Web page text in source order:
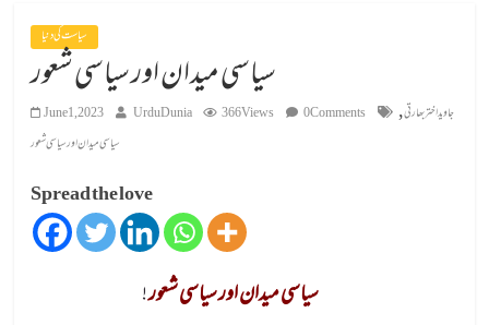
سیاست کی دنیا
سیاسی میدان اور سیاسی شعور
June 1, 2023 UrduDunia 366 Views 0 Comments جاوید اختر بھارتی,
سیاسی میدان اور سیاسی شعور
Spread the love
سیاسی میدان اور سیاسی شعور!